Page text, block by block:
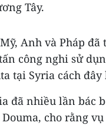
Tây.
Anh và Pháp
công nghi sử
tại Syria cách
đã nhiều lần bác
cho rằng